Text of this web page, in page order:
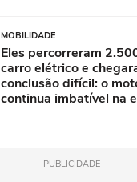
MOBILIDADE
Eles percorreram
carro elétrico e
conclusão difícil: o
continua imbatível na
PUBLICIDADE